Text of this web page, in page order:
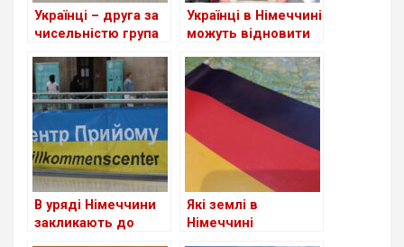
Українці – друга за
чисельністю група
Українці в Німеччині
можуть відновити
посвідчення водія
В уряді Німеччини
закликають до
Які землі в
Німеччині